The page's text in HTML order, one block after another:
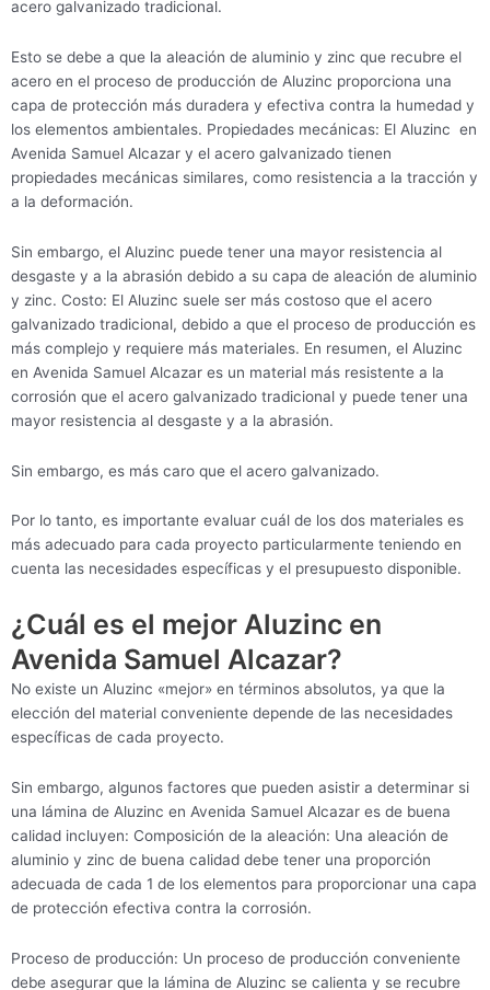
acero galvanizado tradicional.
Esto se debe a que la aleación de aluminio y zinc que recubre el
acero en el proceso de producción de Aluzinc proporciona una
capa de protección más duradera y efectiva contra la humedad y
los elementos ambientales. Propiedades mecánicas: El Aluzinc en
Avenida Samuel Alcazar y el acero galvanizado tienen
propiedades mecánicas similares, como resistencia a la tracción y
a la deformación.
Sin embargo, el Aluzinc puede tener una mayor resistencia al
desgaste y a la abrasión debido a su capa de aleación de aluminio
y zinc. Costo: El Aluzinc suele ser más costoso que el acero
galvanizado tradicional, debido a que el proceso de producción es
más complejo y requiere más materiales. En resumen, el Aluzinc
en Avenida Samuel Alcazar es un material más resistente a la
corrosión que el acero galvanizado tradicional y puede tener una
mayor resistencia al desgaste y a la abrasión.
Sin embargo, es más caro que el acero galvanizado.
Por lo tanto, es importante evaluar cuál de los dos materiales es
más adecuado para cada proyecto particularmente teniendo en
cuenta las necesidades específicas y el presupuesto disponible.
¿Cuál es el mejor Aluzinc en
Avenida Samuel Alcazar?
No existe un Aluzinc «mejor» en términos absolutos, ya que la
elección del material conveniente depende de las necesidades
específicas de cada proyecto.
Sin embargo, algunos factores que pueden asistir a determinar si
una lámina de Aluzinc en Avenida Samuel Alcazar es de buena
calidad incluyen: Composición de la aleación: Una aleación de
aluminio y zinc de buena calidad debe tener una proporción
adecuada de cada 1 de los elementos para proporcionar una capa
de protección efectiva contra la corrosión.
Proceso de producción: Un proceso de producción conveniente
debe asegurar que la lámina de Aluzinc se calienta y se recubre